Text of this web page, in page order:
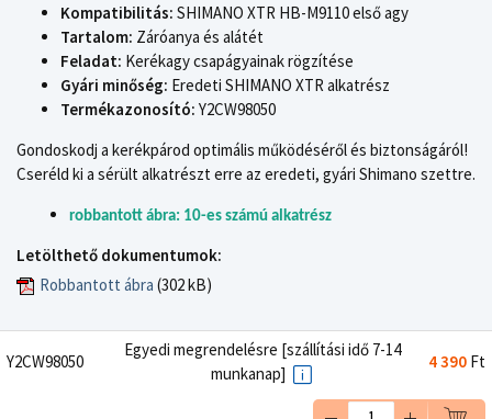
Kompatibilitás: SHIMANO XTR HB-M9110 első agy
Tartalom: Záróanya és alátét
Feladat: Kerékagy csapágyainak rögzítése
Gyári minőség: Eredeti SHIMANO XTR alkatrész
Termékazonosító: Y2CW98050
Gondoskodj a kerékpárod optimális működéséről és biztonságáról!
Cseréld ki a sérült alkatrészt erre az eredeti, gyári Shimano szettre.
robbantott ábra: 10-es számú alkatrész
Letölthető dokumentumok:
Robbantott ábra (302 kB)
Y2CW98050
Egyedi megrendelésre [szállítási idő 7-14
munkanap]
4 390 Ft